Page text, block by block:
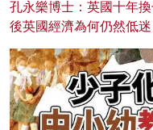
孔永樂博士：英國十年
後英國經濟為何仍然低迷